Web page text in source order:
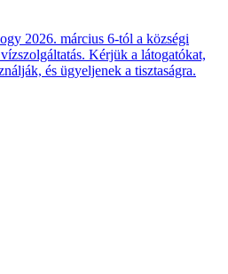
2026. március 6-tól a községi
Kérjük a látogatókat,
és ügyeljenek a tisztaságra.